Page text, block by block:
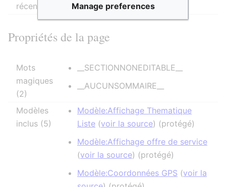
récents
Propriétés de la page
Mots
magiques
(2)
__SECTIONNONEDITABLE__
__AUCUNSOMMAIRE__
Modèles
inclus (5)
Modèle:Affichage Thematique
Liste (voir la source) (protégé)
Modèle:Affichage offre de service
(voir la source) (protégé)
Modèle:Coordonnées GPS (voir la
Manage preferences